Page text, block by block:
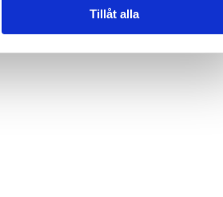
Tillåt alla